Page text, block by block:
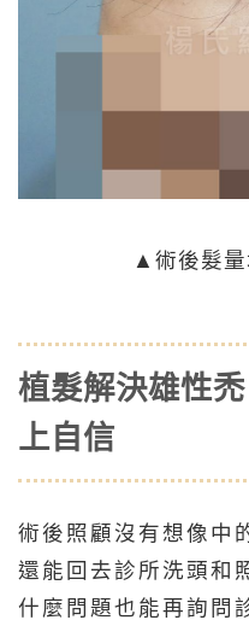
▲術後髮量
植髮解決雄性
上自信
術後照顧沒有想像中
還能回去診所洗頭和
什麼問題也能再詢問